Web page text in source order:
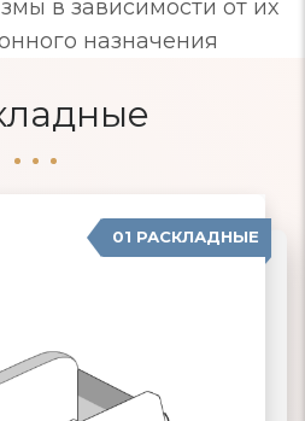
в зависимости от их
назначения
01 РАСКЛАДНЫЕ